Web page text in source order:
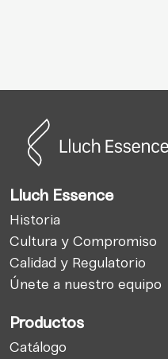
Lluch Essence
Historia
Cultura y Compromiso
Calidad y Regulatorio
Únete a nuestro equipo
Productos
Catálogo